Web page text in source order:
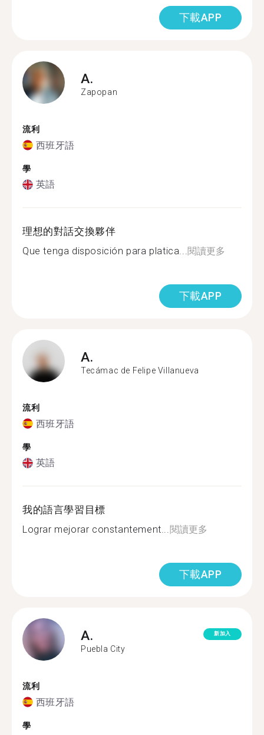
下載APP
A.
Zapopan
流利
西班牙語
學
英語
理想的對話交換夥伴
Que tenga disposición para platica...閱讀更多
下載APP
A.
Tecámac de Felipe Villanueva
流利
西班牙語
學
英語
我的語言學習目標
Lograr mejorar constantement...閱讀更多
下載APP
A.
Puebla City
新加入
流利
西班牙語
學